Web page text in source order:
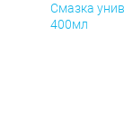
Смазка
400мл